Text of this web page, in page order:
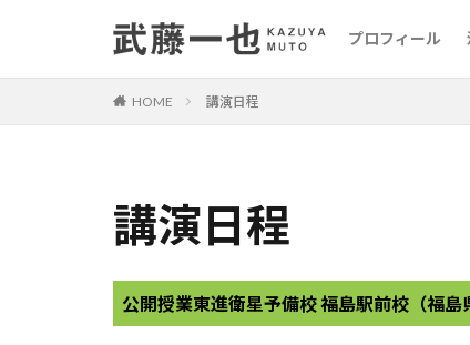
プロフィール
HOME 講演日程
講演日程
公開授業東進衛星予備校 福島駅前校（福島